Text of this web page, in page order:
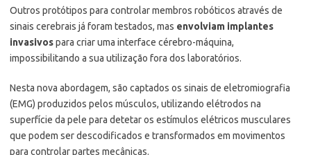
Outros protótipos para controlar membros robóticos através de
sinais cerebrais já foram testados, mas envolviam implantes
invasivospara criar uma interface cérebro-máquina,
impossibilitando a sua utilização fora dos laboratórios.
Nesta nova abordagem, são captados os sinais de eletromiografia
(EMG) produzidos pelos músculos, utilizando elétrodos na
superfície da pele para detetar os estímulos elétricos musculares
que podem ser descodificados e transformados em movimentos
para controlar partes mecânicas.